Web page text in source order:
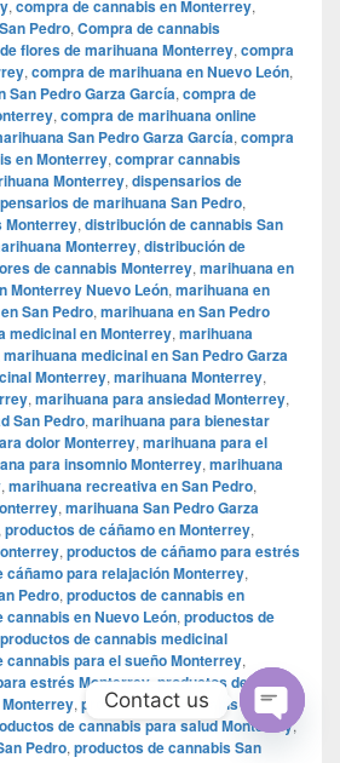
, compra de cannabis en Monterrey,
Pedro, Compra de cannabis
flores de marihuana Monterrey, compra
, compra de marihuana en Nuevo León,
San Pedro Garza García, compra de
, compra de marihuana online
San Pedro Garza García, compra
en Monterrey, comprar cannabis
Monterrey, dispensarios de
de marihuana San Pedro,
Monterrey, distribución de cannabis San
Monterrey, distribución de
de cannabis Monterrey, marihuana en
Monterrey Nuevo León, marihuana en
San Pedro, marihuana en San Pedro
medicinal en Monterrey, marihuana
marihuana medicinal en San Pedro Garza
Monterrey, marihuana Monterrey,
, marihuana para ansiedad Monterrey,
San Pedro, marihuana para bienestar
dolor Monterrey, marihuana para el
para insomnio Monterrey, marihuana
, marihuana recreativa en San Pedro,
, marihuana San Pedro Garza
productos de cáñamo en Monterrey,
, productos de cáñamo para estrés
cáñamo para relajación Monterrey,
Pedro, productos de cannabis en
cannabis en Nuevo León, productos de
productos de cannabis medicinal
cannabis para el sueño Monterrey,
estrés Monterrey productos de
, productos de cannabis para
de cannabis para salud Monterrey,
Pedro, productos de cannabis San
Contact us